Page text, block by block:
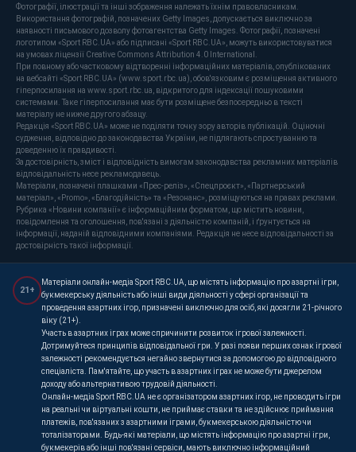
Фотографії, ілюстрації та інші зображення належать їхнім правовласникам.
Використання фотографій, позначених Getty Images, допускається виключно за
наявності письмового дозволу фотоагентства Getty Images. Фотографії, позначені
логотипом «Sport RBC.UA» або підписані «Sport RBC.UA», можуть використовуватися
на умовах ліцензії Creative Commons Attribution 4.0 International.
При повному або частковому відтворенні інформаційних матеріалів, опублікованих
на вебсайті «Sport RBC.UA» (www.sport.rbc.ua), обов'язковим є розміщення активного
гіперпосилання на www.sport.rbc.ua, відкритого для індексації пошуковими
системами. Таке гіперпосилання має бути розміщене безпосередньо в тексті
матеріалу не нижче другого абзацу.
Редакція «Sport RBC.UA» може не поділяти точку зору авторів публікацій. Оціночні
судження, відповідно до законодавства України, не підлягають спростуванню та
доведенню їх правдивості.
За достовірність, зміст і відповідність вимогам законодавства рекламних матеріалів
відповідальність несе рекламодавець.
Матеріали, позначені плашками «Прес-реліз», «Спецпроєкт», «Партнерський
матеріал», «Promo», «Благодійність» та «Резонанс», розміщуються на правах реклами.
Рубрика «Новини компанії» є інформаційним форматом, що містить новини,
повідомлення та оголошення, пов'язані з діяльністю компаній, і ґрунтується на
інформації, наданій відповідними компаніями. Редакція не несе відповідальності за
достовірність такої інформації.
21+
Матеріали онлайн-медіа Sport RBC.UA, що містять інформацію про азартні ігри,
букмекерську діяльність або інші види діяльності у сфері організації та
проведення азартних ігор, призначені виключно для осіб, які досягли 21-річного
віку (21+).
Участь в азартних іграх може спричинити розвиток ігрової залежності.
Дотримуйтеся принципів відповідальної гри. У разі появи перших ознак ігрової
залежності рекомендується негайно звернутися за допомогою до відповідного
спеціаліста. Пам'ятайте, що участь в азартних іграх не може бути джерелом
доходу або альтернативою трудовій діяльності.
Онлайн-медіа Sport RBC.UA не є організатором азартних ігор, не проводить ігри
на реальні чи віртуальні кошти, не приймає ставки та не здійснює приймання
платежів, пов'язаних з азартними іграми, букмекерською діяльністю чи
тоталізаторами. Будь-які матеріали, що містять інформацію про азартні ігри,
букмекерів або інші пов'язані сервіси, мають виключно інформаційний